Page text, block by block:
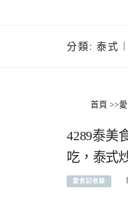
分類: 泰式
首頁 >>
4289泰美
吃，泰式
愛食記收錄